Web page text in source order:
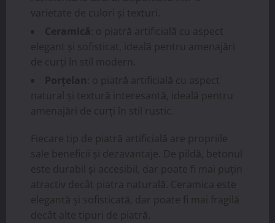
varietate de culori și texturi.
Ceramică : o piatră artificială cu aspect
elegant și sofisticat, ideală pentru amenajări
de curți în stil modern.
Porțelan : o piatră artificială cu aspect
natural și textură interesantă, ideală pentru
amenajări de curți în stil rustic.
Fiecare tip de piatră artificială are propriile
sale beneficii și dezavantaje. De pildă, betonul
este durabil și accesibil, dar poate fi mai puțin
atractiv decât piatra naturală. Ceramica este
elegantă și sofisticată, dar poate fi mai fragilă
decât alte tipuri de piatră.